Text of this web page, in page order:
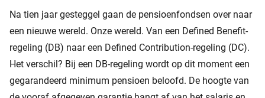
Na tien jaar gesteggel gaan de pensioenfondsen over naar
een nieuwe wereld. Onze wereld. Van een Defined Benefit-
regeling (DB) naar een Defined Contribution-regeling (DC).
Het verschil? Bij een DB-regeling wordt op dit moment een
gegarandeerd minimum pensioen beloofd. De hoogte van